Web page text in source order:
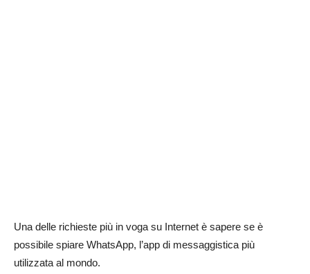
Una delle richieste più in voga su Internet è sapere se è
possibile spiare WhatsApp, l’app di messaggistica più
utilizzata al mondo.